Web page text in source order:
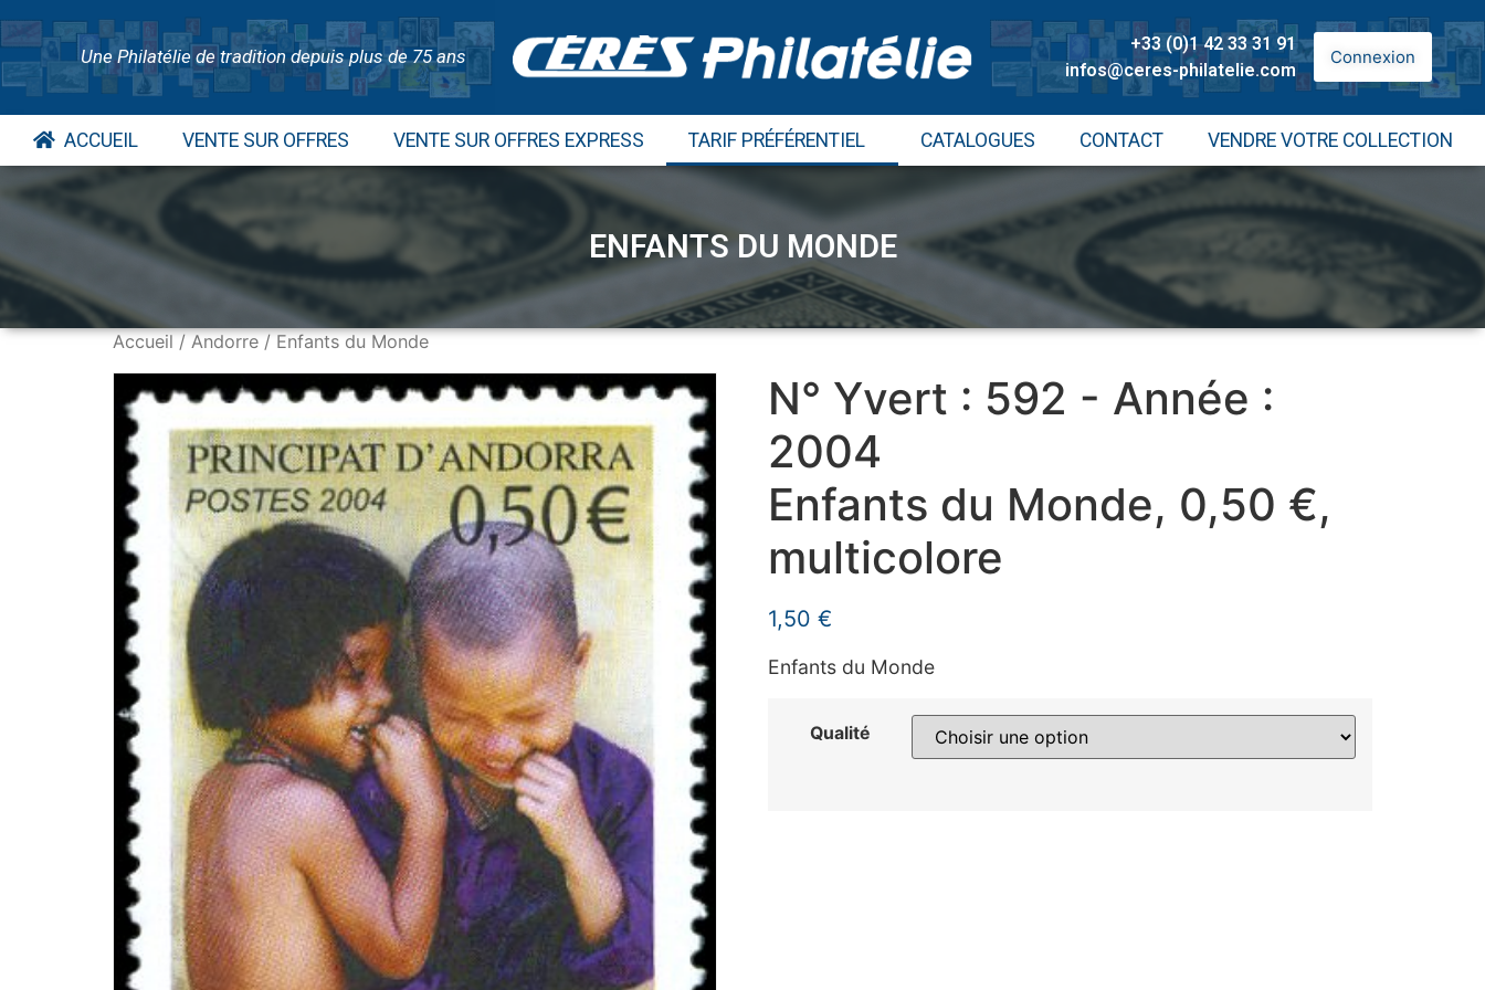
Une Philatélie de tradition depuis plus de 75 ans
+33 (0)1 42 33 31 91
infos@ceres-philatelie.com
Connexion
ACCUEIL VENTE SUR OFFRES VENTE SUR OFFRES EXPRESS TARIF PRÉFÉRENTIEL CATALOGUES CONTACT VENDRE VOTRE COLLECTION
ENFANTS DU MONDE
Accueil / Andorre / Enfants du Monde
N° Yvert : 592 - Année :
2004
Enfants du Monde, 0,50 €,
multicolore
1,50 €
Enfants du Monde
Qualité